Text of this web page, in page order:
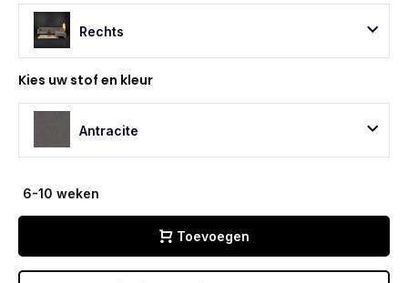
Rechts
Kies uw stof en kleur
Antracite
6-10 weken
Toevoegen